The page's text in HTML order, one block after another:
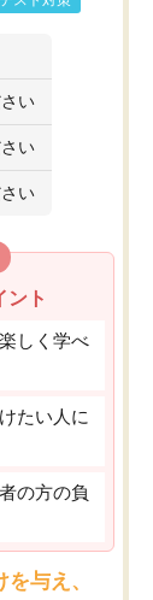
い
い
い
ント
しく学べ
たい人に
の方の負
与え、